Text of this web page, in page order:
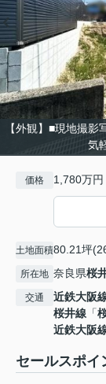
【外観】■現地撮
気
価格 1,780万円
土地面積80.21坪
所在地 奈良県桜
交通 近鉄大阪
桜井線 「
近鉄大阪
セールスポイ